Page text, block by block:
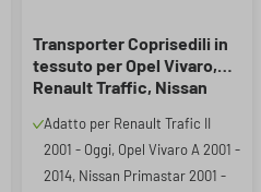
Transporter Coprisedili in
tessuto per Opel Vivaro,
Renault Traffic, Nissan
doppio
Adatto per Renault Trafic II
2001 - Oggi, Opel Vivaro A 2001 -
2014, Nissan Primastar 2001 -